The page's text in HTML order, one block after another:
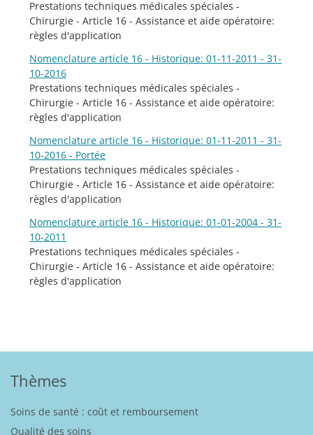
Prestations techniques médicales spéciales -
Chirurgie - Article 16 - Assistance et aide opératoire:
règles d'application
Nomenclature article 16 - Historique: 01-11-2011 - 31-
10-2016
Prestations techniques médicales spéciales -
Chirurgie - Article 16 - Assistance et aide opératoire:
règles d'application
Nomenclature article 16 - Historique: 01-11-2011 - 31-
10-2016 - Portée
Prestations techniques médicales spéciales -
Chirurgie - Article 16 - Assistance et aide opératoire:
règles d'application
Nomenclature article 16 - Historique: 01-01-2004 - 31-
10-2011
Prestations techniques médicales spéciales -
Chirurgie - Article 16 - Assistance et aide opératoire:
règles d'application
Thèmes
Soins de santé : coût et remboursement
Qualité des soins